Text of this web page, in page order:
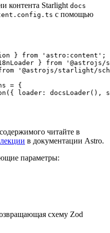
контента Starlight docs
с помощью
} from ' astro:content ' ;
} from '
' @astrojs/starlight/
= {
( { loader: docsLoader() ,
читайте в
в документации Astro.
параметры:
схему Zod